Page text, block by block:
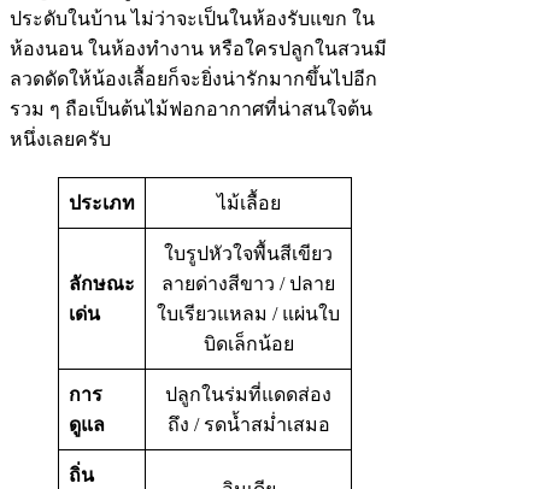
ประดับในบ้าน ไม่ว่าจะเป็นในห้องรับแขก ใน
ห้องนอน ในห้องทำงาน หรือใครปลูกในสวนมี
ลวดดัดให้น้องเลื้อยก็จะยิ่งน่ารักมากขึ้นไปอีก
รวม ๆ ถือเป็นต้นไม้ฟอกอากาศที่น่าสนใจต้น
หนึ่งเลยครับ
ประเภท ไม้เลื้อย
ลักษณะ
เด่น
ใบรูปหัวใจพื้นสีเขียว
ลายด่างสีขาว / ปลาย
ใบเรียวแหลม / แผ่นใบ
บิดเล็กน้อย
การ
ดูแล
ปลูกในร่มที่แดดส่อง
ถึง / รดน้ำสม่ำเสมอ
ถิ่น